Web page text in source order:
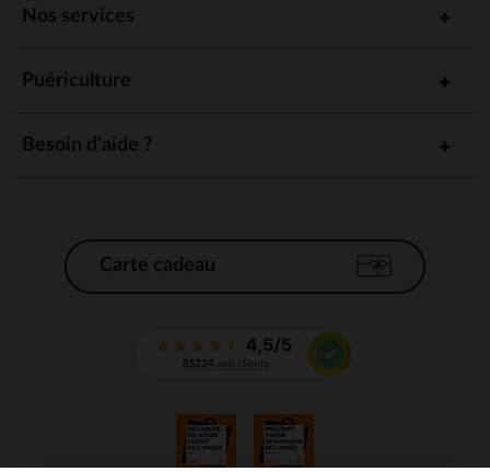
Nos services
Puériculture
Besoin d'aide ?
Carte cadeau